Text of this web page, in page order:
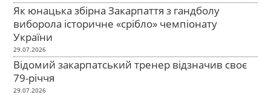
Як юнацька збірна Закарпаття з гандболу
виборола історичне «срібло» чемпіонату
України
29.07.2026
Відомий закарпатський тренер відзначив своє
79-річчя
29.07.2026